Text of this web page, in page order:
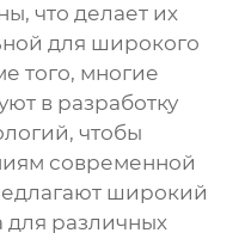
что делает их
для широкого
того, многие
в разработку
чтобы
современной
широкий
для различных